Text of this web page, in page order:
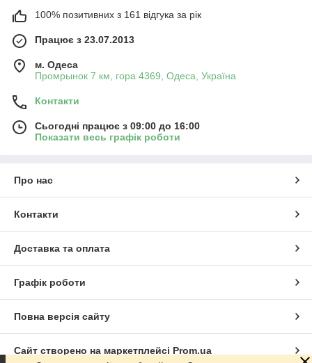
100% позитивних з 161 відгука за рік
Працює з 23.07.2013
м. Одеса
Промрынок 7 км, гора 4369, Одеса, Україна
Контакти
Сьогодні працює з 09:00 до 16:00
Показати весь графік роботи
Про нас
Контакти
Доставка та оплата
Графік роботи
Повна версія сайту
Сайт створено на маркетплейсі Prom.ua